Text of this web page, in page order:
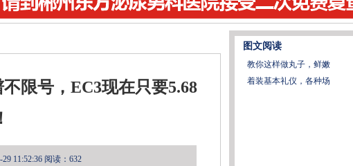
限号，EC3现在只要5.68
11:52:36 阅读：632
图文阅读
教你这样做丸子，鲜嫩
着装基本礼仪，各种场